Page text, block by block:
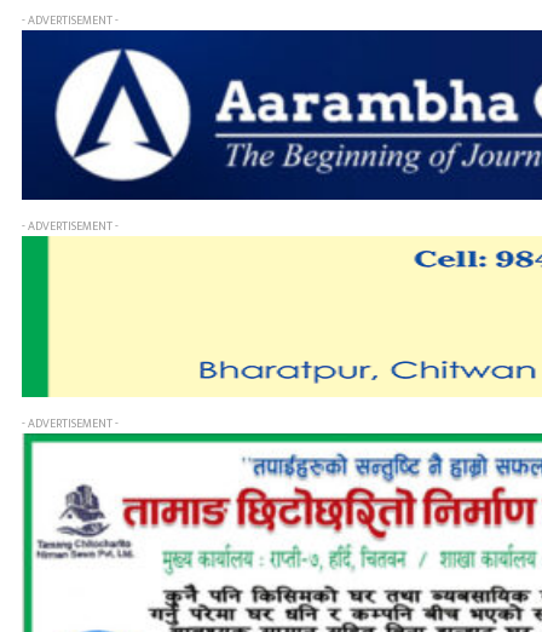
- ADVERTISEMENT -
- ADVERTISEMENT -
- ADVERTISEMENT -